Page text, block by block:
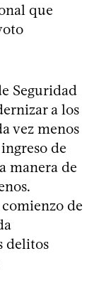
que
Seguridad
a los
vez menos
de
manera de
de
delitos